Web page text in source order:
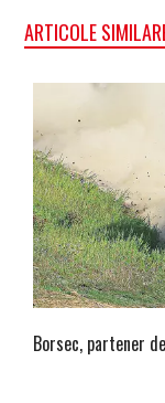
ARTICOLE
Borsec, partener